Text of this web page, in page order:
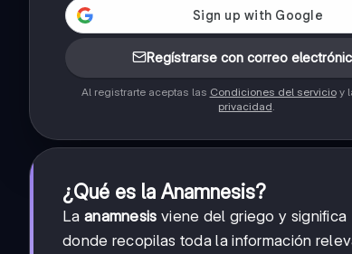
Regístrarse con correo
Al registrarte aceptas las Condiciones del servicioy
privacidad
¿Qué es la Anamnesis?
La anamnesis viene del griego y
donde recopilas toda la información